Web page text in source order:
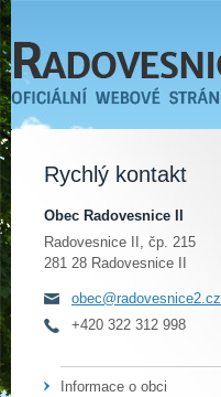
Rychlý kontakt
Obec Radovesnice II
Radovesnice II, čp. 215
281 28 Radovesnice II
obec@radovesnice2.cz
+420 322 312 998
Informace o obci